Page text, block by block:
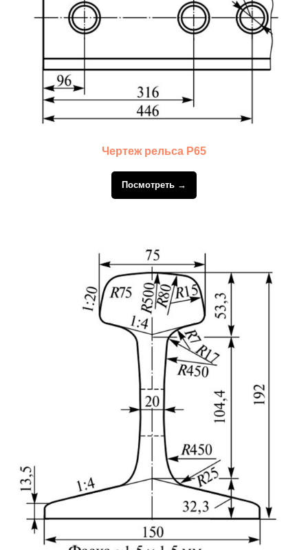
Чертеж рельса Р65
Посмотреть →